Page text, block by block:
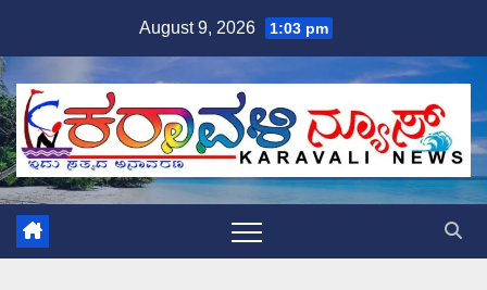
content
August 9, 2026 1:03 pm